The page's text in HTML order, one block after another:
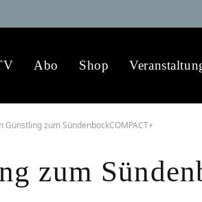
Abo Shop
Günstling zum SündenbockCOMPACT+
zum